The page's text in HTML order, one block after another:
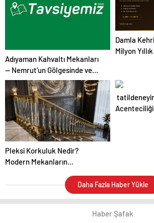
Adıyaman Kahvaltı Mekanları
— Nemrut’un Gölgesinde ve
Kommagene Mirasında Eşsiz
Bir Sabah
Damla
Milyon
Pleksi Korkuluk Nedir?
Modern Mekanların
Daha Fazla Haber Yükle
Haber Şafak